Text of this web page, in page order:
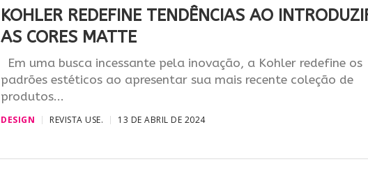
KOHLER REDEFINE TENDÊNCIAS AO
AS CORES MATTE
Em uma busca incessante pela inovação, a Kohler redefine os
padrões estéticos ao apresentar sua mais recente coleção de
produtos...
DESIGN REVISTA USE. 13 DE ABRIL DE 2024